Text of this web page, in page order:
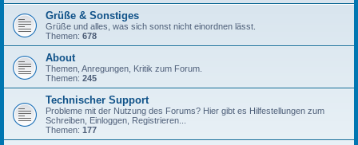
Grüße & Sonstiges
Grüße und alles, was sich sonst nicht einordnen lässt.
Themen: 678
About
Themen, Anregungen, Kritik zum Forum.
Themen: 245
Technischer Support
Probleme mit der Nutzung des Forums? Hier gibt es Hilfestellungen zum
Schreiben, Einloggen, Registrieren...
Themen: 177